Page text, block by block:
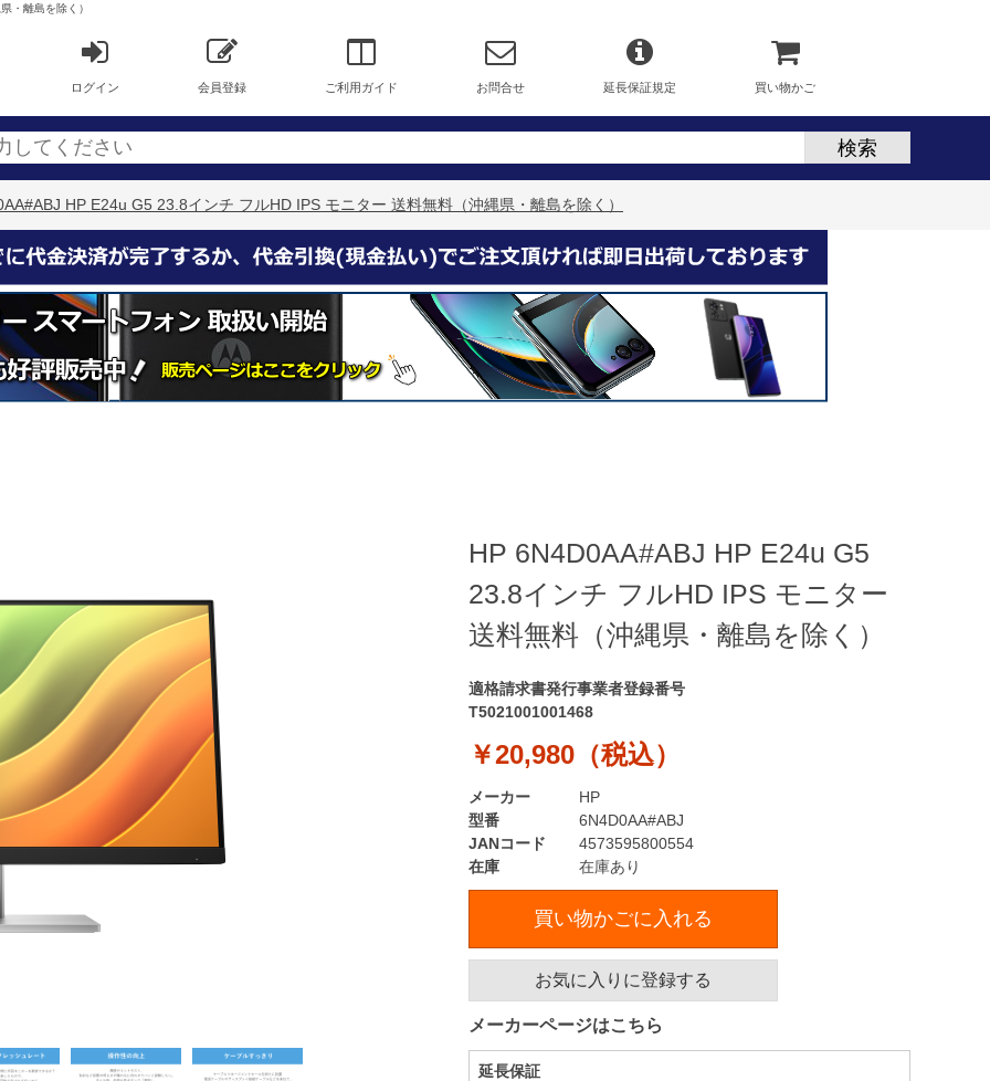
・離島を除く）
ログイン 会員登録 ご利用ガイド お問合せ 延長保証規定 買い物かご
HP E24u G5 23.8インチ フルHD IPS モニター 送料無料（沖縄県・離島を除く）
HP 6N4D0AA#ABJ HP E24u G5
23.8インチ フルHD IPS モニター
送料無料（沖縄県・離島を除く）
適格請求書発行事業者登録番号
T5021001001468
￥20,980（税込）
型番
6N4D0AA#ABJ
JANコード
4573595800554
在庫
在庫あり
メーカー HP
買い物かごに入れる
お気に入りに登録する
メーカーページはこちら
延長保証